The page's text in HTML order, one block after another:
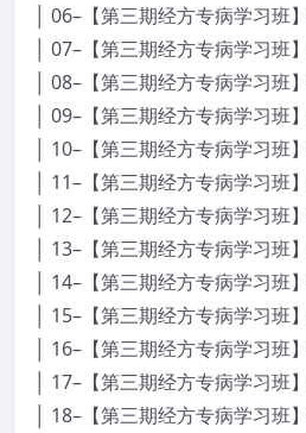
│ 06–【第三期经方专病学习班
│ 07–【第三期经方专病学习班
│ 08–【第三期经方专病学习班
│ 09–【第三期经方专病学习班
│ 10–【第三期经方专病学习班
│ 11–【第三期经方专病学习班
│ 12–【第三期经方专病学习班
│ 13–【第三期经方专病学习班
│ 14–【第三期经方专病学习班
│ 15–【第三期经方专病学习班
│ 16–【第三期经方专病学习班
│ 17–【第三期经方专病学习班
│ 18–【第三期经方专病学习班